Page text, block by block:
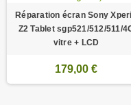
Réparation écran Sony
Z2 Tablet sgp521/512/511/
vitre + LCD
179,00 €